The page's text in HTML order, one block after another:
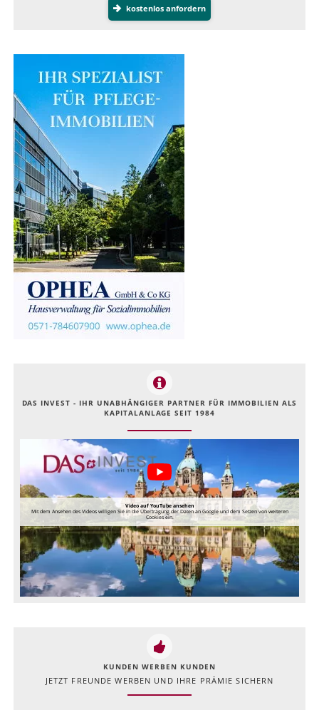
kostenlos anfordern
DAS INVEST - IHR UNABHÄNGIGER PARTNER FÜR IMMOBILIEN ALS
KAPITALANLAGE SEIT 1984
Video auf YouTube ansehen
Mit dem Ansehen des Videos willigen Sie in die Übertragung der Daten an Google und dem Setzen von weiteren
Cookies ein.
KUNDEN WERBEN KUNDEN
JETZT FREUNDE WERBEN UND IHRE PRÄMIE SICHERN